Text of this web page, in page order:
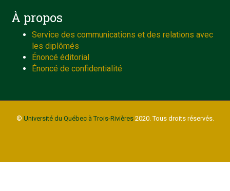
À propos
Service des communications et des relations avec
les diplômés
Énoncé éditorial
Énoncé de confidentialité
© Université du Québec à Trois-Rivières2020. Tous droits réservés.